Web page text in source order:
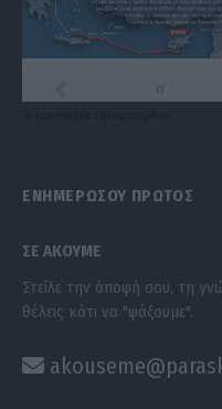
ΕΝΗΜΕΡΩΣΟΥ ΠΡΩΤΟΣ
ΣΕ ΑΚΟΥΜΕ
Στείλε την άποψή σου, τη
θέλεις κάτι να "ψάξουμε".